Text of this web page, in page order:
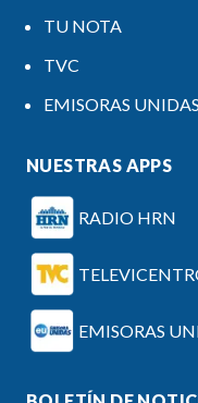
TU NOTA
TVC
EMISORAS UNIDAS
NUESTRAS APPS
RADIO HRN
EMISORAS